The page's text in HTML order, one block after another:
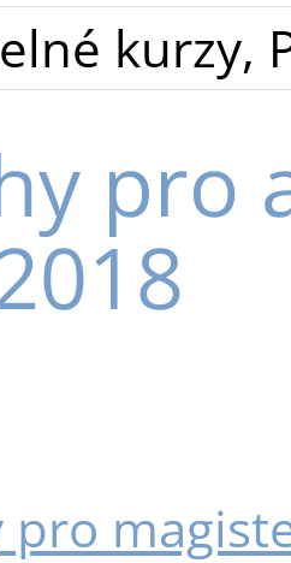
kurzy,
pro
pro